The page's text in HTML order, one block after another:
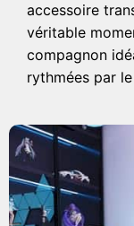
accessoire
véritable
compagnon
rythmées par